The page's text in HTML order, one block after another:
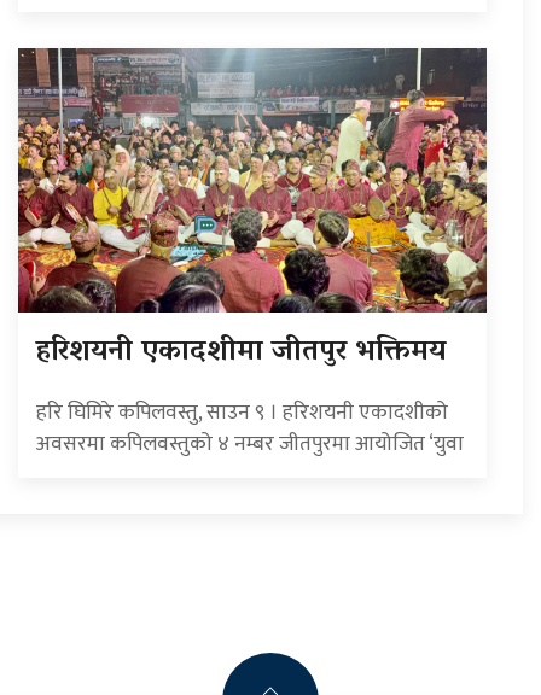
हरिशयनी एकादशीमा जीतपुर भक्तिमय
हरि घिमिरे कपिलवस्तु, साउन ९ । हरिशयनी एकादशीको
अवसरमा कपिलवस्तुको ४ नम्बर जीतपुरमा आयोजित ‘युवा